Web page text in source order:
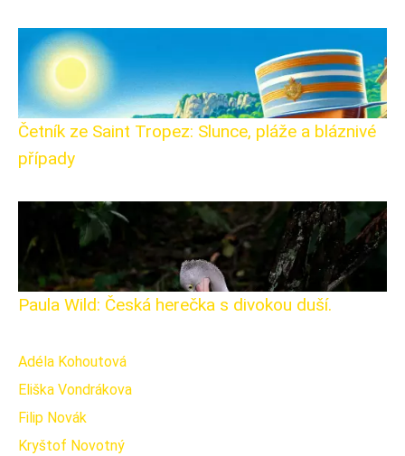
Četník ze Saint Tropez: Slunce, pláže a bláznivé
případy
Paula Wild: Česká herečka s divokou duší.
Adéla Kohoutová
Eliška Vondrákova
Filip Novák
Kryštof Novotný